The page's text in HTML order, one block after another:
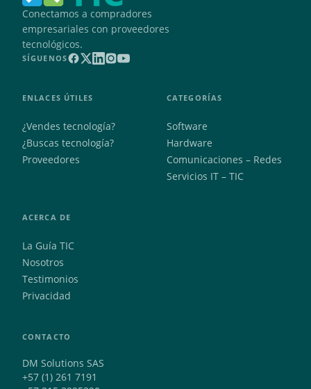
Conectamos a compradores
empresariales con proveedores
tecnológicos.
SÍGUENOS
ENLACES ÚTILES
¿Vendes tecnología?
¿Buscas tecnología?
Proveedores
CATEGORÍAS
Software
Hardware
Comunicaciones – Redes
Servicios IT – TIC
ACERCA DE
La Guía TIC
Nosotros
Testimonios
Privacidad
CONTACTO
DM Solutions SAS
+57 (1) 261 7191